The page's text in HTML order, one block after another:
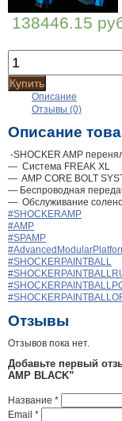
138446.15
Купить
Описание
Отзывы (0)
Описание
-SHOCKER AMP
— Система FREAK XL
— AMP CORE BOLT
— Беспроводная
— Обслуживание
#SHOCKERAMP
#AMP
#SPAMP
#SHOCKERPAINTBALL
Отзывы
Отзывов пока нет.
Добавьте первый
AMP BLACK”
Название *
Email *